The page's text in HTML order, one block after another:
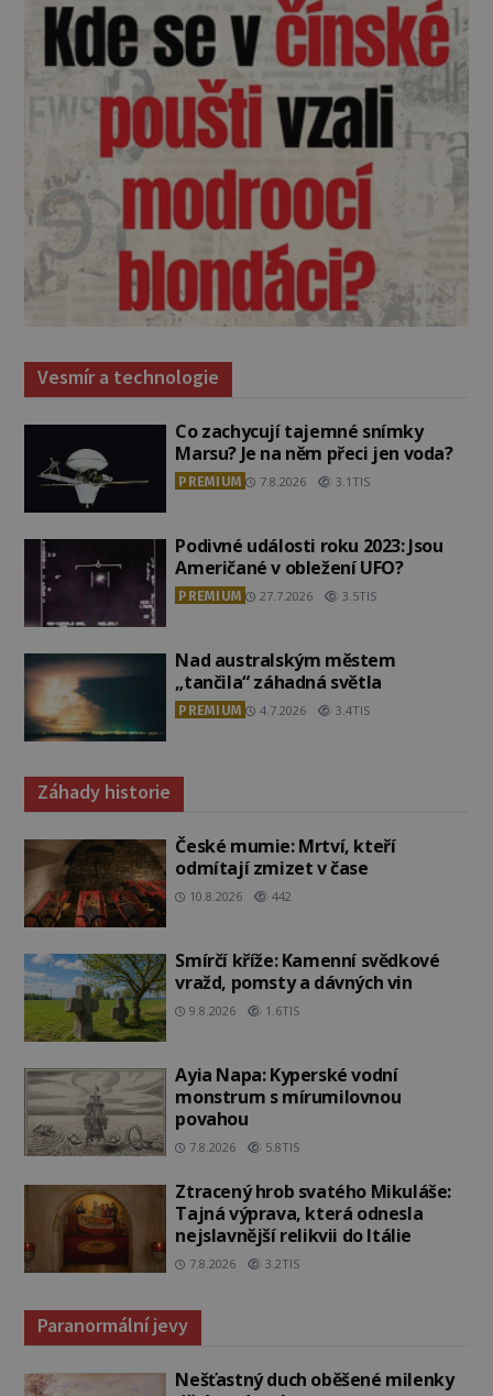
Vesmír a technologie
Co zachycují tajemné snímky
Marsu? Je na něm přeci jen voda?
PREMIUM 7.8.2026 3.1TIS
Podivné události roku 2023: Jsou
Američané v obležení UFO?
PREMIUM 27.7.2026 3.5TIS
Nad australským městem
„tančila“ záhadná světla
PREMIUM 4.7.2026 3.4TIS
Záhady historie
České mumie: Mrtví, kteří
odmítají zmizet v čase
10.8.2026 442
Smírčí kříže: Kamenní svědkové
vražd, pomsty a dávných vin
9.8.2026 1.6TIS
Ayia Napa: Kyperské vodní
monstrum s mírumilovnou
povahou
7.8.2026 5.8TIS
Ztracený hrob svatého Mikuláše:
Tajná výprava, která odnesla
nejslavnější relikvii do Itálie
7.8.2026 3.2TIS
Paranormální jevy
Nešťastný duch oběšené milenky